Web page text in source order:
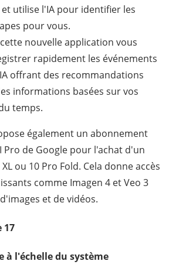
utilise l'IA pour identifier les
pour vous.
nouvelle application vous
rapidement les événements
offrant des recommandations
informations basées sur vos
temps.
également un abonnement
Pro de Google pour l'achat d'un
ou 10 Pro Fold. Cela donne accès
comme Imagen 4 et Veo 3
et de vidéos.
17
à l'échelle du système